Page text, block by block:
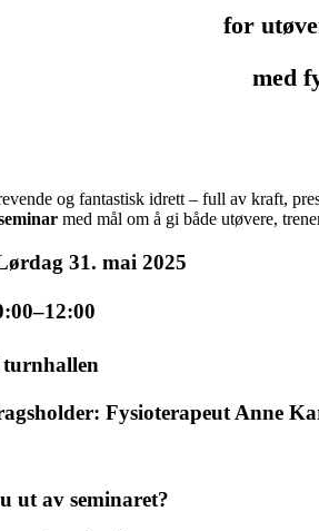
for
med
og fantastisk idrett – full av kraft,
med mål om å gi både utøvere,
31. mai 2025
turnhallen
Fysioterapeut Anne
ut av seminaret?